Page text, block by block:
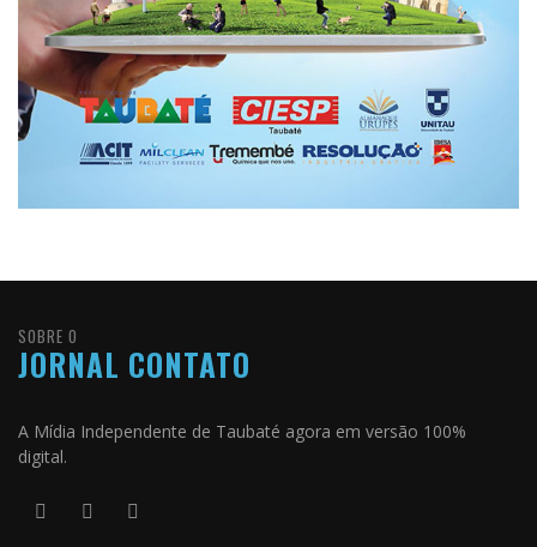
SOBRE O
JORNAL CONTATO
A Mídia Independente de Taubaté agora em versão 100%
digital.